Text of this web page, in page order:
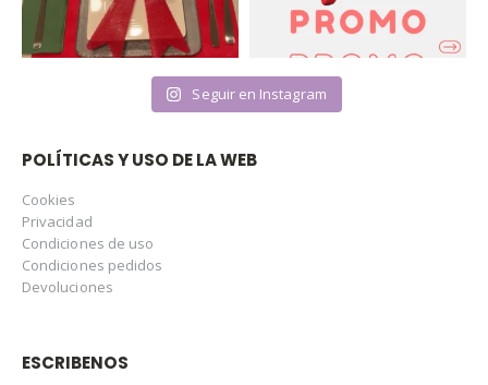
Seguir en Instagram
POLÍTICAS Y USO DE LA WEB
Cookies
Privacidad
Condiciones de uso
Condiciones pedidos
Devoluciones
ESCRIBENOS